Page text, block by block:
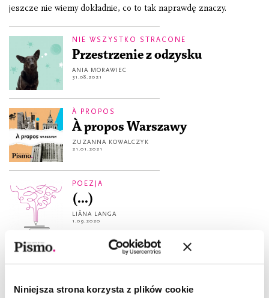
Niniejsza strona korzysta z plików cookie
jeszcze nie wiemy dokładnie, co to tak naprawdę znaczy.
NIE WSZYSTKO STRACONE
Przestrzenie z odzysku
ANIA MORAWIEC
31.08.2021
À PROPOS
À propos Warszawy
ZUZANNA KOWALCZYK
21.01.2021
POEZJA
(...)
LIĀNA LANGA
1.09.2020
PREMIERA PISMA
miastach?